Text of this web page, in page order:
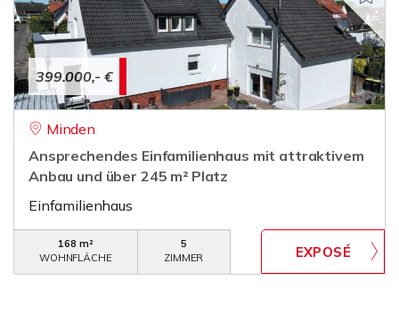
399.000,- €
Minden
Ansprechendes Einfamilienhaus mit attraktivem
Anbau und über 245 m² Platz
Einfamilienhaus
168 m²
WOHNFLÄCHE
5
ZIMMER